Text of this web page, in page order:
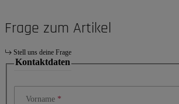
Frage zum Artikel
Stell uns deine Frage
Kontaktdaten
Vorname